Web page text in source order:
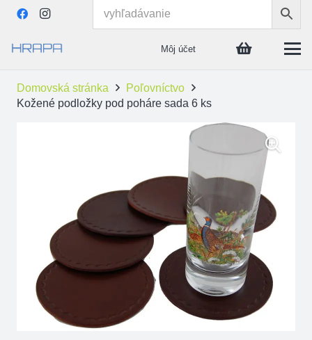
Môj účet
Domovská stránka
Poľovníctvo
Kožené podložky pod poháre sada 6 ks